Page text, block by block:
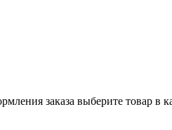
заказа выберите товар в